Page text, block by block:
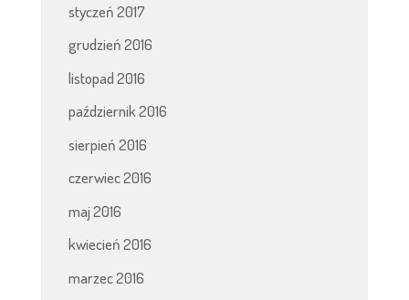
styczeń 2017
grudzień 2016
listopad 2016
październik 2016
sierpień 2016
czerwiec 2016
maj 2016
kwiecień 2016
marzec 2016